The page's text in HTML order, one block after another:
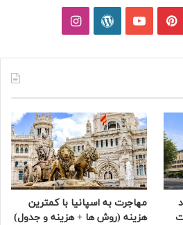
پینتریستیوتیوبوردپرساینستاگرام
مهاجرت به اسپانیا با کمترین
هزینه (روش ها + هزینه و جدول)